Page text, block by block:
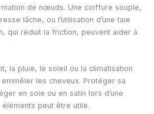
de nœuds. Une coiffure souple,
lâche, ou l’utilisation d’une taie
qui réduit la friction, peuvent aider à
la pluie, le soleil ou la climatisation
les cheveux. Protéger sa
en soie ou en satin lors d’une
peut être utile.